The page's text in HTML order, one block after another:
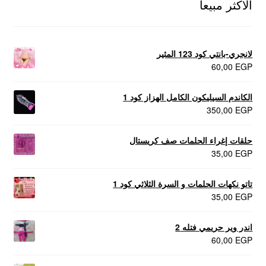
الاكثر مبيعا
لانجري-بانتي كود 123 المثير
60,00 EGP
الكاندم السيليكون الكامل الهزاز كود 1
350,00 EGP
حلقات إغراء الحلمات صف كريستال
35,00 EGP
تاتو نكهات الحلمات و السرة الثلاثي كود 1
35,00 EGP
اندر وير حريمي فتله 2
60,00 EGP